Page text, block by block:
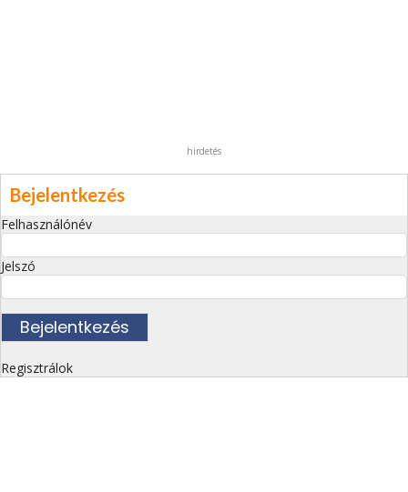
hirdetés
Bejelentkezés
Felhasználónév
Jelszó
Regisztrálok